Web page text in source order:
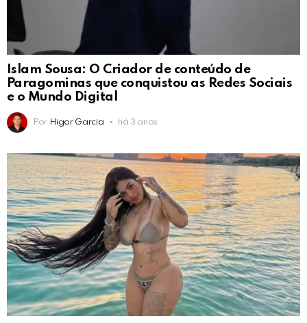
Islam Sousa: O Criador de conteúdo de
Paragominas que conquistou as Redes Sociais
e o Mundo Digital
Por Higor Garcia há 3 anos